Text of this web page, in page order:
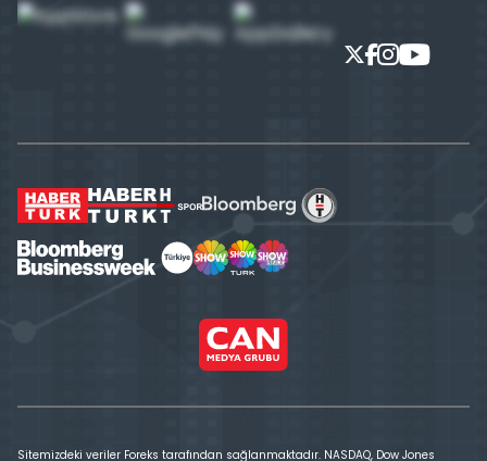
Sitemizdeki veriler Foreks tarafından sağlanmaktadır. NASDAQ, Dow Jones